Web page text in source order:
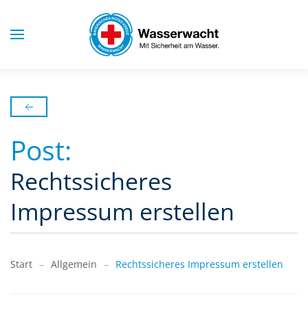
Skip to main content
Post:
Rechtssicheres
Impressum erstellen
Start Allgemein Rechtssicheres Impressum erstellen